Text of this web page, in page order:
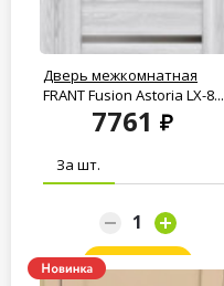
Дверь межкомнатная
FRANT Fusion Astoria LX-8...
7761
За шт.
Заказать